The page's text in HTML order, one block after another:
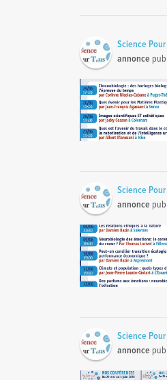
Science
annonce
Science
annonce
Science
annonce